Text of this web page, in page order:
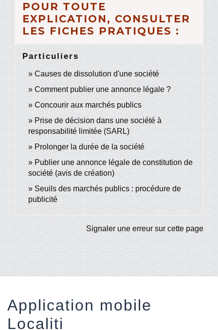
POUR TOUTE
EXPLICATION, CONSULTER
LES FICHES PRATIQUES :
Particuliers
Causes de dissolution d'une société
Comment publier une annonce légale ?
Concourir aux marchés publics
Prise de décision dans une société à
responsabilité limitée (SARL)
Prolonger la durée de la société
Publier une annonce légale de constitution de
société (avis de création)
Seuils des marchés publics : procédure de
publicité
Signaler une erreur sur cette page
Application mobile
Localiti